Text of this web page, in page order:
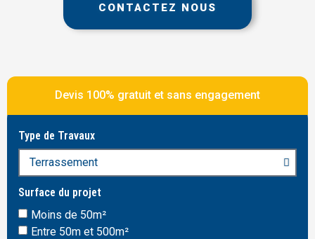
CONTACTEZ NOUS
Devis 100% gratuit et sans engagement
Type de Travaux
Surface du projet
Moins de 50m²
Entre 50m et 500m²